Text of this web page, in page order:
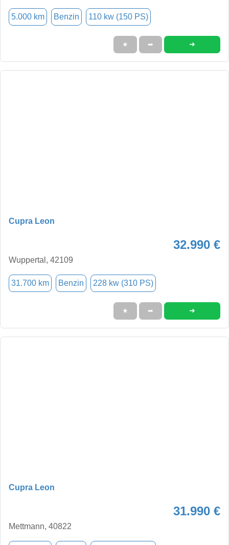
5.000 km Benzin 110 kw (150 PS)
★ ➦ ➜
Cupra Leon
32.990 €
Wuppertal, 42109
31.700 km Benzin 228 kw (310 PS)
★ ➦ ➜
Cupra Leon
31.990 €
Mettmann, 40822